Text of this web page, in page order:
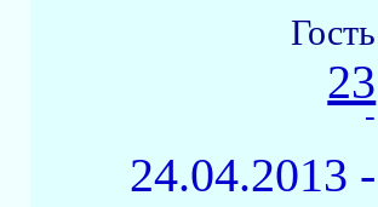
Гость
23
-
24.04.2013 -